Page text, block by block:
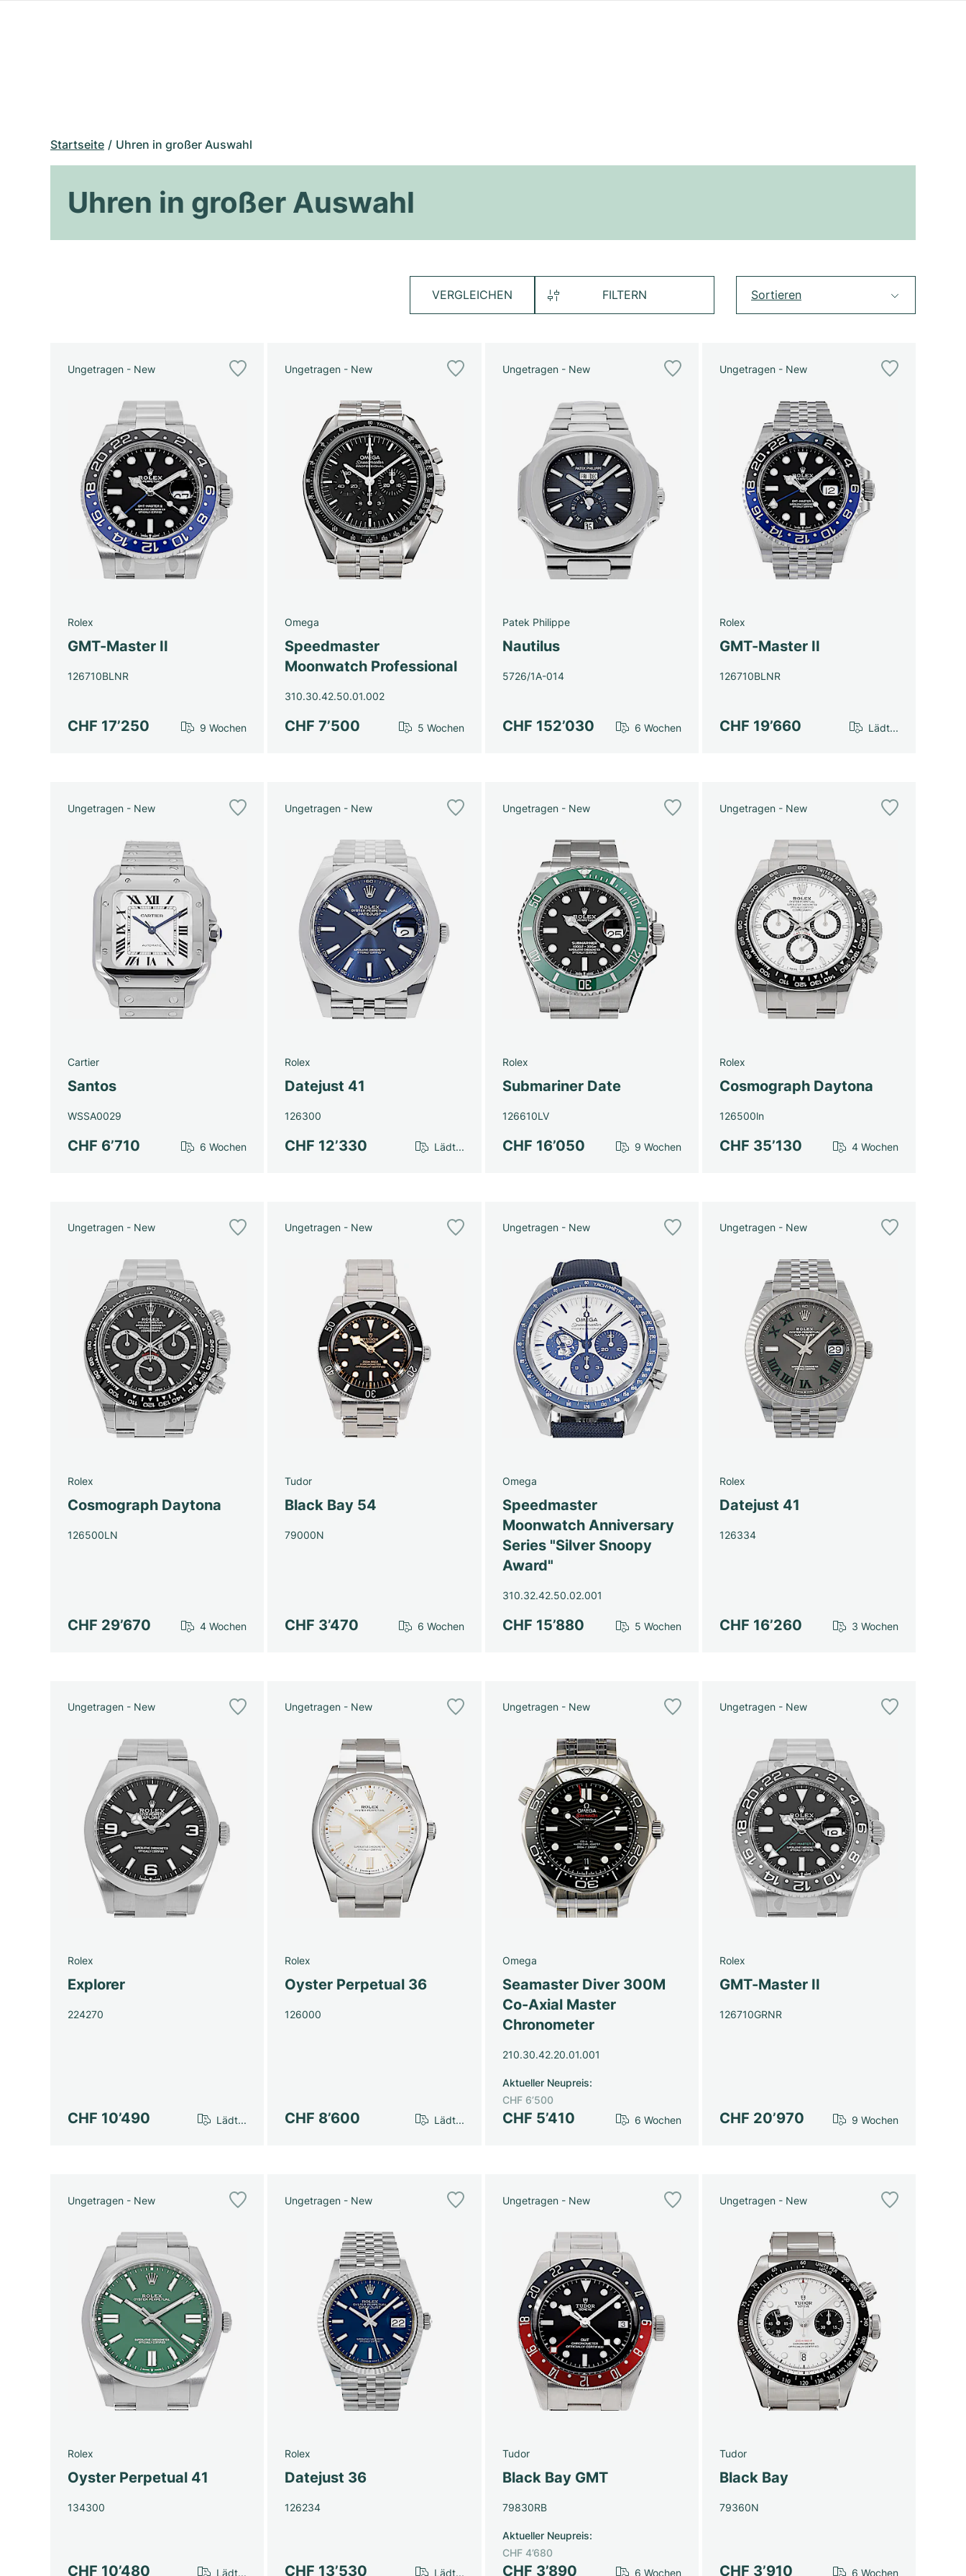
Startseite Uhren in großer Auswahl
Uhren in großer Auswahl
VERGLEICHEN FILTERN Sortieren
Ungetragen - New
Rolex
GMT-Master II
126710BLNR
CHF 17’250 9 Wochen
Ungetragen - New
Omega
Speedmaster
Moonwatch Professional
310.30.42.50.01.002
CHF 7’500 5 Wochen
Ungetragen - New
Patek Philippe
Nautilus
5726/1A-014
CHF 152’030 6 Wochen
Ungetragen - New
Rolex
GMT-Master II
126710BLNR
CHF 19’660 Lädt...
Ungetragen - New
Cartier
Santos
WSSA0029
CHF 6’710 6 Wochen
Ungetragen - New
Rolex
Datejust 41
126300
CHF 12’330 Lädt...
Ungetragen - New
Rolex
Submariner Date
126610LV
CHF 16’050 9 Wochen
Ungetragen - New
Rolex
Cosmograph Daytona
126500ln
CHF 35’130 4 Wochen
Ungetragen - New
Rolex
Cosmograph Daytona
126500LN
CHF 29’670 4 Wochen
Ungetragen - New
Tudor
Black Bay 54
79000N
CHF 3’470 6 Wochen
Ungetragen - New
Omega
Speedmaster
Moonwatch Anniversary
Series "Silver Snoopy
Award"
310.32.42.50.02.001
CHF 15’880 5 Wochen
Ungetragen - New
Rolex
Datejust 41
126334
CHF 16’260 3 Wochen
Ungetragen - New
Rolex
Explorer
224270
CHF 10’490 Lädt...
Ungetragen - New
Rolex
Oyster Perpetual 36
126000
CHF 8’600 Lädt...
Ungetragen - New
Omega
Seamaster Diver 300M
Co-Axial Master
Chronometer
210.30.42.20.01.001
CHF 5’410
Aktueller Neupreis:
CHF 6’500
6 Wochen
Ungetragen - New
Rolex
GMT-Master II
126710GRNR
CHF 20’970 9 Wochen
Ungetragen - New
Rolex
Oyster Perpetual 41
134300
CHF 10’480 Lädt...
Ungetragen - New
Rolex
Datejust 36
126234
CHF 13’530 Lädt...
Ungetragen - New
Tudor
Black Bay GMT
79830RB
CHF 3’890
Aktueller Neupreis:
CHF 4’680
6 Wochen
Ungetragen - New
Tudor
Black Bay
79360N
CHF 3’910 6 Wochen